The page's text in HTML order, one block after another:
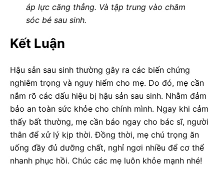
áp lực căng thẳng. Và tập trung vào chăm
sóc bé sau sinh.
Kết Luận
Hậu sản sau sinh thường gây ra các biến chứng
nghiêm trọng và nguy hiểm cho mẹ. Do đó, mẹ cần
nắm rõ các dấu hiệu bị hậu sản sau sinh. Nhằm đảm
bảo an toàn sức khỏe cho chính mình. Ngay khi cảm
thấy bất thường, mẹ cần báo ngay cho bác sĩ, người
thân để xử lý kịp thời. Đồng thời, mẹ chú trọng ăn
uống đầy đủ dưỡng chất, nghỉ ngơi nhiều để cơ thể
nhanh phục hồi. Chúc các mẹ luôn khỏe mạnh nhé!